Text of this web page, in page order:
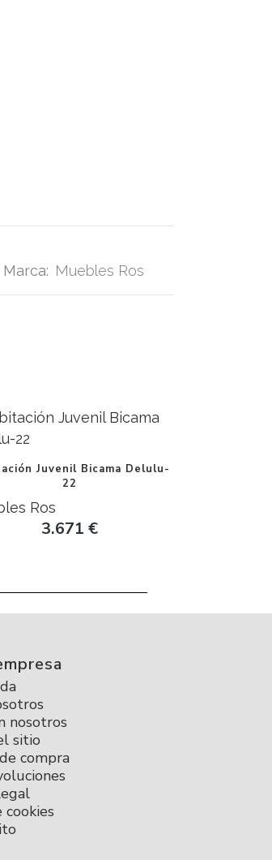
Marca: Muebles Ros
Juvenil Bicama Delulu-
22
Ros
3.671 €
nosotros
sitio
compra